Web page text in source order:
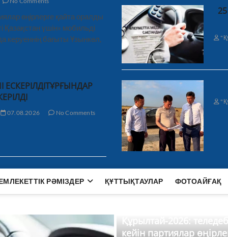
өңірлерге қайта оралды
Қазақстан үшін» мобильді
керуеннің бағыты Ұзынкөл,
ЕСКЕРІЛДІТҰРҒЫНДАР
07.08.2026 No Comments
РӘМІЗДЕР ҚҰТТЫҚТАУЛАР ФОТОАЙҒАҚ
Құрылтай-2026:
кейін партиялар